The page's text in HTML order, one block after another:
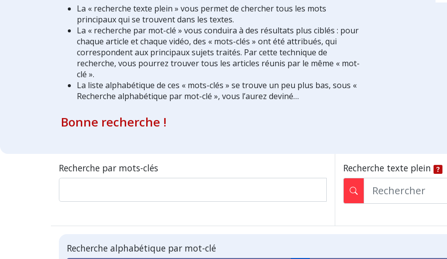
La « recherche texte plein » vous permet de chercher tous les mots
principaux qui se trouvent dans les textes.
La « recherche par mot-clé » vous conduira à des résultats plus ciblés : pour
chaque article et chaque vidéo, des « mots-clés » ont été attribués, qui
correspondent aux principaux sujets traités. Par cette technique de
recherche, vous pourrez trouver tous les articles réunis par le même « mot-
clé ».
La liste alphabétique de ces « mots-clés » se trouve un peu plus bas, sous «
Recherche alphabétique par mot-clé », vous l’aurez deviné…
Bonne recherche !
Recherche par mots-clés Recherche texte plein
Recherche alphabétique par mot-clé